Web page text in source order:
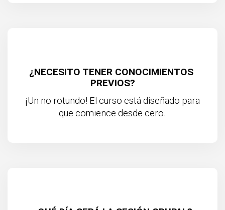
¿NECESITO TENER CONOCIMIENTOS
PREVIOS?
¡Un no rotundo! El curso está diseñado para
que comience desde cero.